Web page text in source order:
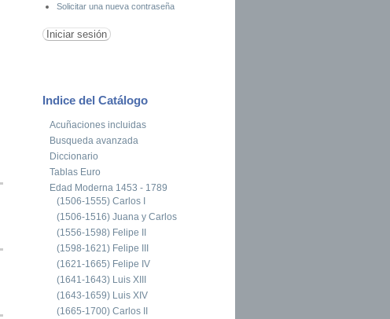
Solicitar una nueva contraseña
Indice del Catálogo
Acuñaciones incluidas
Busqueda avanzada
Diccionario
Tablas Euro
Edad Moderna 1453 - 1789
(1506-1555) Carlos I
(1506-1516) Juana y Carlos
(1556-1598) Felipe II
(1598-1621) Felipe III
(1621-1665) Felipe IV
(1641-1643) Luis XIII
(1643-1659) Luis XIV
(1665-1700) Carlos II